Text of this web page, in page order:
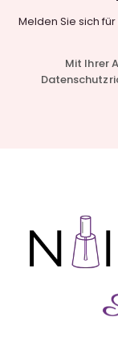
Melden Sie sich
Mit Ihrer